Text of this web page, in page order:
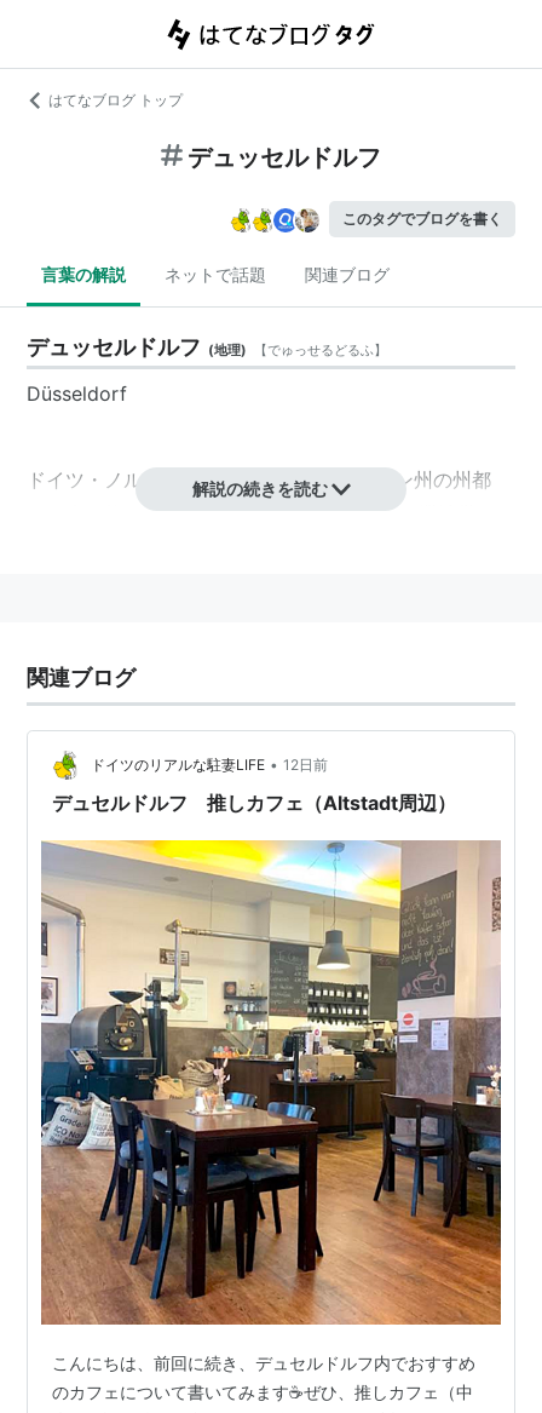
はてなブログ トップ
デュッセルドルフ
このタグでブログを書く
言葉の解説 ネットで話題 関連ブログ
デュッセルドルフ (地理) 【でゅっせるどるふ】
Düsseldorf
ドイツ・ ノルトライン＝ヴェストファーレン州の州都
で、人口約59万人。ライン川下流のルール工業地帯の
歴史
13世紀後半ベルク伯領内の都市として発展。1815年より
プロイセン領となり、産業革命の進展とともに発展する
とともに、芸術の街としても栄え、ハイネやシューマン
等多くの芸術家が活躍した。
解説の続きを読む
関連ブログ
ドイツのリアルな駐妻LIFE • 12日前
デュセルドルフ 推しカフェ（Altstadt周辺）
こんにちは、前回に続き、デュセルドルフ内でおすすめ
のカフェについて書いてみます☕ぜひ、推しカフェ（中